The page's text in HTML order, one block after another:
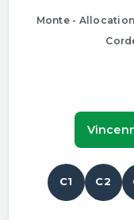
Monte -
C1 C2